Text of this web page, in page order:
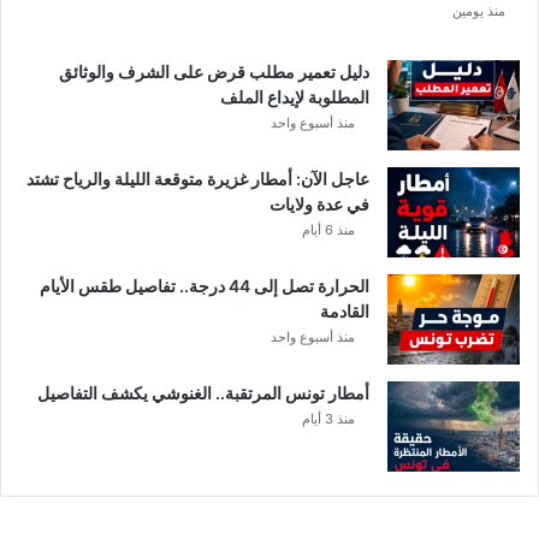
ي
ا
ل
إ
ف
ر
ي
ق
ع
د
خ
ل
ا
ف
م
ا
منذ يومين
دليل تعمير مطلب قرض على الشرف والوثائق
المطلوبة لإيداع الملف
منذ أسبوع واحد
عاجل الآن: أمطار غزيرة متوقعة الليلة والرياح تشتد
في عدة ولايات
منذ 6 أيام
الحرارة تصل إلى 44 درجة.. تفاصيل طقس الأيام
القادمة
منذ أسبوع واحد
أمطار تونس المرتقبة.. الغنوشي يكشف التفاصيل
منذ 3 أيام